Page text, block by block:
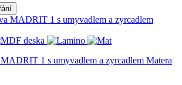
1 s umyvadlem a zyrcadlem Matera